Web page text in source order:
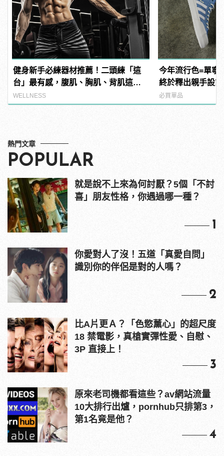
健身新手必練器材推薦！二頭練「這
台」最有感，腹肌、胸肌、背肌這樣
練！
WELLNESS
今年流行色=單
終於釋出親手設
板鞋！
必買單品
熱門文章
POPULAR
就是說不上來為何討厭？5個「不討
喜」朋友性格，你遇過哪一種？
1
你愛對人了沒！五道「真愛自問」
識別你的伴侶是對的人嗎？
2
比A片更Ａ？「色慾薰心」的超尺度
18 禁電影，真槍實彈性愛、自慰、
3P 直接上！
3
原來老司機都看這些？av網站流量
10大排行出爐，pornhub只排第3，
第1名竟是他？
4